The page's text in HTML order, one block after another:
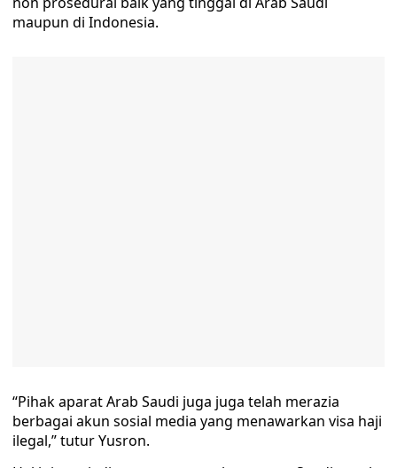
maupun di Indonesia.
“Pihak aparat Arab Saudi juga juga telah merazia
berbagai akun sosial media yang menawarkan visa haji
ilegal,” tutur Yusron.